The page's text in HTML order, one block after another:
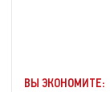
ВЫ ЭКОНОМИТЕ: